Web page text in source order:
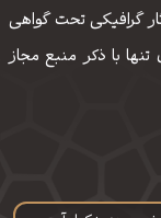
گرافیکی تحت گواهی
تنها با ذکر منبع مجاز